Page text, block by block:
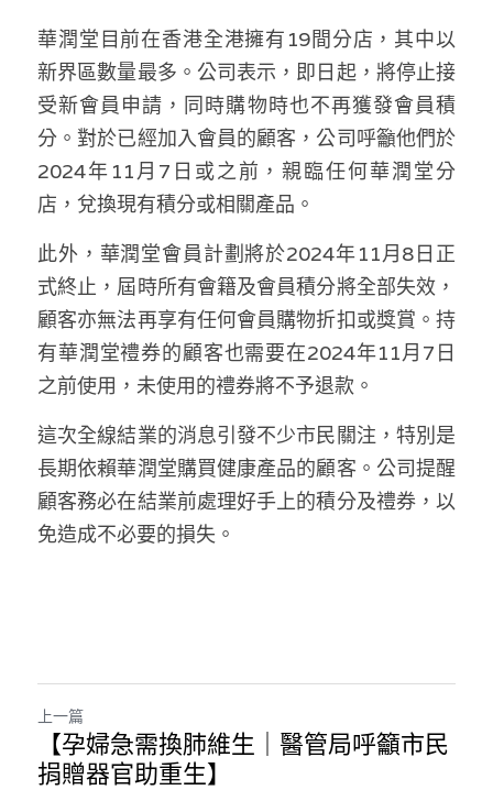
趙處機專欄
KOL 精選
大衛sir專欄
曾子晴 - 晴深直說
龔靜儀大律師專欄
陳貴春大律師專欄
陳子遷律師專欄
溫志倫專欄
汪明欣專欄
華潤堂目前在香港全港擁有19間分店，其中以
新界區數量最多。公司表示，即日起，將停止接
受新會員申請，同時購物時也不再獲發會員積
分。對於已經加入會員的顧客，公司呼籲他們於
2024年11月7日或之前，親臨任何華潤堂分
店，兌換現有積分或相關產品。
此外，華潤堂會員計劃將於2024年11月8日正
式終止，屆時所有會籍及會員積分將全部失效，
顧客亦無法再享有任何會員購物折扣或獎賞。持
有華潤堂禮券的顧客也需要在2024年11月7日
之前使用，未使用的禮券將不予退款。
這次全線結業的消息引發不少市民關注，特別是
長期依賴華潤堂購買健康產品的顧客。公司提醒
顧客務必在結業前處理好手上的積分及禮券，以
免造成不必要的損失。
上一篇
【孕婦急需換肺維生｜醫管局呼籲市民
捐贈器官助重生】